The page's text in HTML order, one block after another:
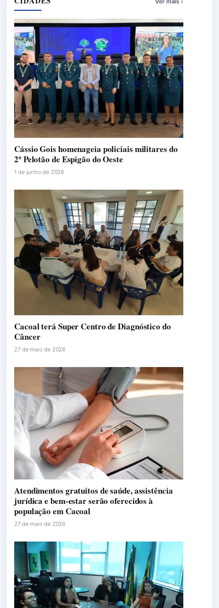
Cássio Gois homenageia policiais militares do
2º Pelotão de Espigão do Oeste
1 de junho de 2026
Cacoal terá Super Centro de Diagnóstico do
Câncer
27 de maio de 2026
Atendimentos gratuitos de saúde, assistência
jurídica e bem-estar serão oferecidos à
população em Cacoal
27 de maio de 2026